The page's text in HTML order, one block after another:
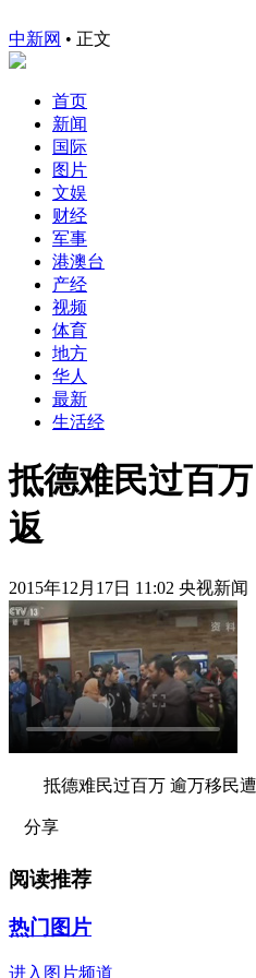
中新网 • 正文
首页
新闻
国际
图片
文娱
财经
军事
港澳台
产经
视频
体育
地方
华人
最新
生活经
抵德难民过百
返
2015年12月17日 11:02 央视新闻
抵德难民过百万 逾万移民遭
分享
阅读推荐
热门图片
进入图片频道